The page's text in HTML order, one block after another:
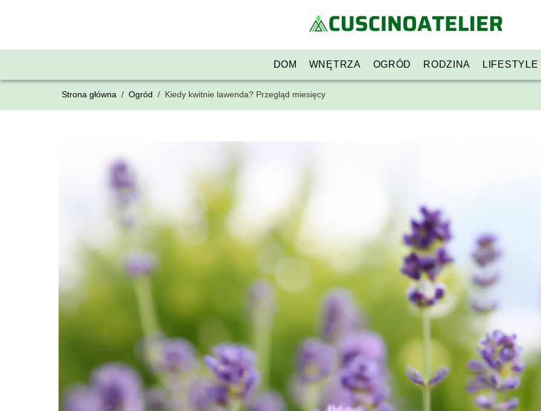
DOM WNĘTRZA OGRÓD RODZINA LIFESTYLE
Strona główna / Ogród / Kiedy kwitnie lawenda? Przegląd miesięcy